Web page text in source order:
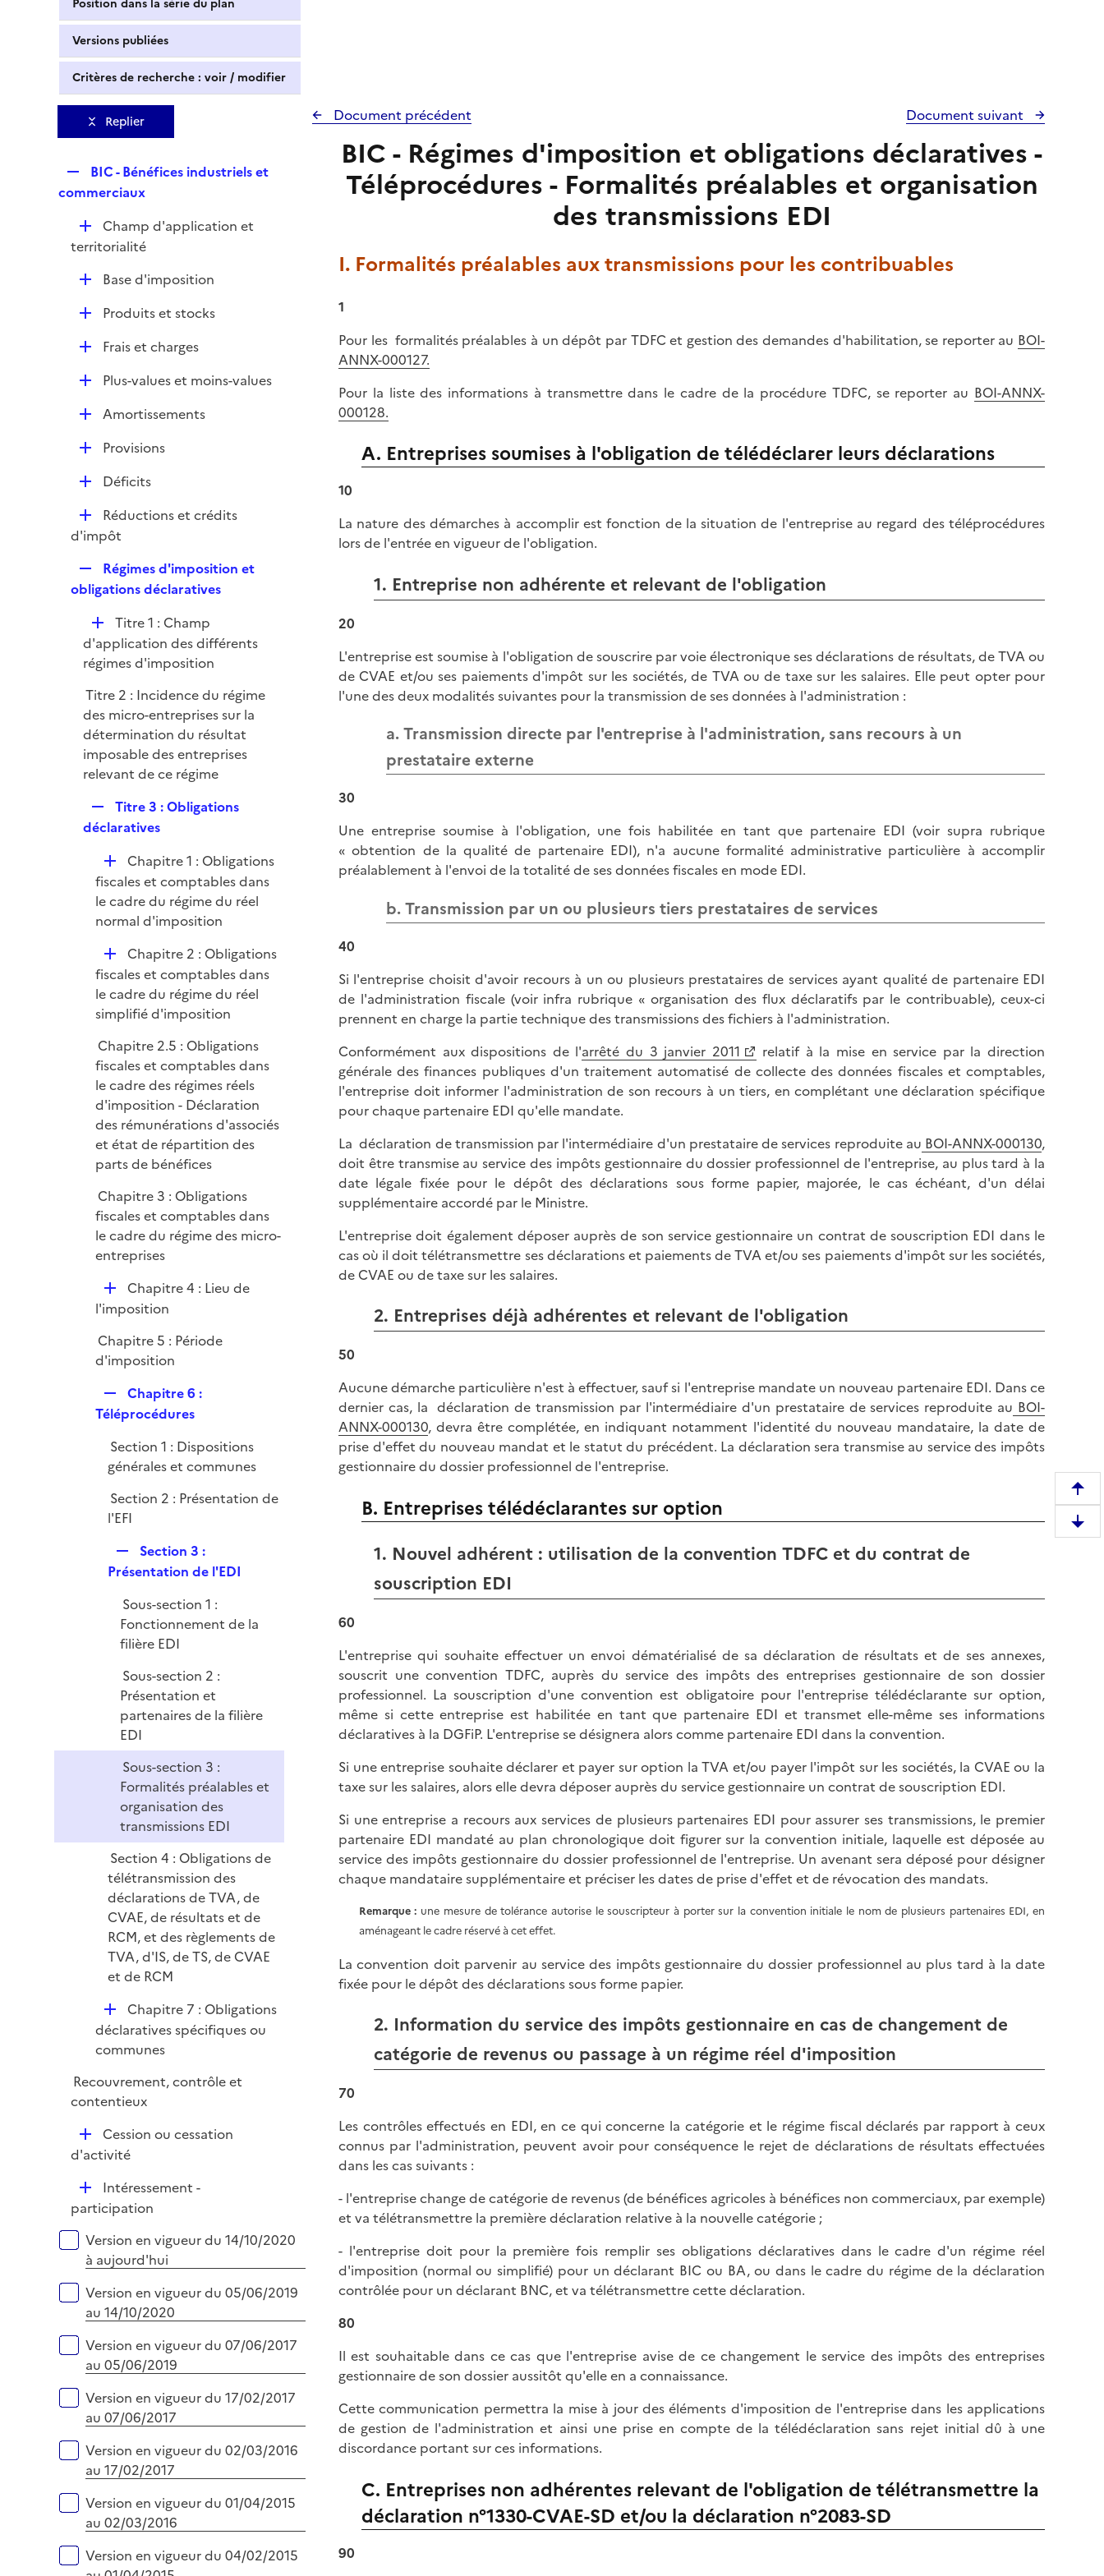
Position dans la série du plan
Versions publiées
Critères de recherche : voir / modifier
Replier
e
l
i
e
r
BIC - Bénéfices industriels et
commerciaux
D
é
Champ d'application et
territorialité
DBase d'imposition
DProduits et stocks
DFrais et charges
D
p
Plus-values et moins-values
D
r
Amortissements
D
e
Provisions
D
l
r
Déficits
D
é
i
e
r
Réductions et crédits
d'impôt
e
l
i
e
r
Régimes d'imposition et
obligations déclaratives
D
é
p
i
e
r
Titre 1 : Champ
d'application des différents
régimes d'imposition
Titre 2 : Incidence du régime
des micro-entreprises sur la
détermination du résultat
imposable des entreprises
relevant de ce régime
e
l
i
e
r
Titre 3 : Obligations
déclaratives
D
é
p
l
r
Chapitre 1 : Obligations
fiscales et comptables dans
le cadre du régime du réel
normal d'imposition
D
é
p
l
e
r
Chapitre 2 : Obligations
fiscales et comptables dans
le cadre du régime du réel
simplifié d'imposition
Chapitre 2.5 : Obligations
fiscales et comptables dans
le cadre des régimes réels
d'imposition - Déclaration
des rémunérations d'associés
et état de répartition des
parts de bénéfices
Chapitre 3 : Obligations
fiscales et comptables dans
le cadre du régime des micro-
entreprises
D
é
l
i
r
Chapitre 4 : Lieu de
l'imposition
Chapitre 5 : Période
d'imposition
e
l
i
r
Chapitre 6 :
Téléprocédures
Section 1 : Dispositions
générales et communes
Section 2 : Présentation de
l'EFI
e
l
i
e
Section 3 :
Présentation de l'EDI
Sous-section 1 :
Fonctionnement de la
filière EDI
Sous-section 2 :
Présentation et
partenaires de la filière
EDI
Sous-section 3 :
Formalités préalables et
organisation des
transmissions EDI
Section 4 : Obligations de
télétransmission des
déclarations de TVA, de
CVAE, de résultats et de
RCM, et des règlements de
TVA, d'IS, de TS, de CVAE
et de RCM
D
é
p
i
e
Chapitre 7 : Obligations
déclaratives spécifiques ou
communes
Recouvrement, contrôle et
contentieux
D
é
i
e
r
Cession ou cessation
d'activité
D
é
l
i
e
Intéressement -
participation
Versions sur la période
Version en vigueur du 14/10/2020
à aujourd'hui
Version en vigueur du 05/06/2019
au 14/10/2020
Version en vigueur du 07/06/2017
au 05/06/2019
Version en vigueur du 17/02/2017
au 07/06/2017
Version en vigueur du 02/03/2016
au 17/02/2017
Version en vigueur du 01/04/2015
au 02/03/2016
Version en vigueur du 04/02/2015
Document précédent Document suivant
BIC - Régimes d'imposition et obligations déclaratives -
Téléprocédures - Formalités préalables et organisation
des transmissions EDI
I. Formalités préalables aux transmissions pour les contribuables
1
Pour les formalités préalables à un dépôt par TDFC et gestion des demandes d'habilitation, se reporter au BOI-
ANNX-000127.
Pour la liste des informations à transmettre dans le cadre de la procédure TDFC, se reporter au BOI-ANNX-
000128.
A. Entreprises soumises à l'obligation de télédéclarer leurs déclarations
10
La nature des démarches à accomplir est fonction de la situation de l'entreprise au regard des téléprocédures
lors de l'entrée en vigueur de l'obligation.
1. Entreprise non adhérente et relevant de l'obligation
20
L'entreprise est soumise à l'obligation de souscrire par voie électronique ses déclarations de résultats, de TVA ou
de CVAE et/ou ses paiements d'impôt sur les sociétés, de TVA ou de taxe sur les salaires. Elle peut opter pour
l'une des deux modalités suivantes pour la transmission de ses données à l'administration :
a. Transmission directe par l'entreprise à l'administration, sans recours à un
prestataire externe
30
Une entreprise soumise à l'obligation, une fois habilitée en tant que partenaire EDI (voir supra rubrique
« obtention de la qualité de partenaire EDI), n'a aucune formalité administrative particulière à accomplir
préalablement à l'envoi de la totalité de ses données fiscales en mode EDI.
b. Transmission par un ou plusieurs tiers prestataires de services
40
Si l'entreprise choisit d'avoir recours à un ou plusieurs prestataires de services ayant qualité de partenaire EDI
de l'administration fiscale (voir infra rubrique « organisation des flux déclaratifs par le contribuable), ceux-ci
prennent en charge la partie technique des transmissions des fichiers à l'administration.
Conformément aux dispositions de l'arrêté du 3 janvier 2011
relatif à la mise en service par la direction
générale des finances publiques d'un traitement automatisé de collecte des données fiscales et comptables,
l'entreprise doit informer l'administration de son recours à un tiers, en complétant une déclaration spécifique
pour chaque partenaire EDI qu'elle mandate.
La déclaration de transmission par l'intermédiaire d'un prestataire de services reproduite au BOI-ANNX-000130,
doit être transmise au service des impôts gestionnaire du dossier professionnel de l'entreprise, au plus tard à la
date légale fixée pour le dépôt des déclarations sous forme papier, majorée, le cas échéant, d'un délai
supplémentaire accordé par le Ministre.
L'entreprise doit également déposer auprès de son service gestionnaire un contrat de souscription EDI dans le
cas où il doit télétransmettre ses déclarations et paiements de TVA et/ou ses paiements d'impôt sur les sociétés,
de CVAE ou de taxe sur les salaires.
2. Entreprises déjà adhérentes et relevant de l'obligation
50
Aucune démarche particulière n'est à effectuer, sauf si l'entreprise mandate un nouveau partenaire EDI. Dans ce
dernier cas, la déclaration de transmission par l'intermédiaire d'un prestataire de services reproduite au BOI-
ANNX-000130, devra être complétée, en indiquant notamment l'identité du nouveau mandataire, la date de
prise d'effet du nouveau mandat et le statut du précédent. La déclaration sera transmise au service des impôts
gestionnaire du dossier professionnel de l'entreprise.
B. Entreprises télédéclarantes sur option
1. Nouvel adhérent : utilisation de la convention TDFC et du contrat de
souscription EDI
60
L'entreprise qui souhaite effectuer un envoi dématérialisé de sa déclaration de résultats et de ses annexes,
souscrit une convention TDFC, auprès du service des impôts des entreprises gestionnaire de son dossier
professionnel. La souscription d'une convention est obligatoire pour l'entreprise télédéclarante sur option,
même si cette entreprise est habilitée en tant que partenaire EDI et transmet elle-même ses informations
déclaratives à la DGFiP. L'entreprise se désignera alors comme partenaire EDI dans la convention.
Si une entreprise souhaite déclarer et payer sur option la TVA et/ou payer l'impôt sur les sociétés, la CVAE ou la
taxe sur les salaires, alors elle devra déposer auprès du service gestionnaire un contrat de souscription EDI.
Si une entreprise a recours aux services de plusieurs partenaires EDI pour assurer ses transmissions, le premier
partenaire EDI mandaté au plan chronologique doit figurer sur la convention initiale, laquelle est déposée au
service des impôts gestionnaire du dossier professionnel de l'entreprise. Un avenant sera déposé pour désigner
chaque mandataire supplémentaire et préciser les dates de prise d'effet et de révocation des mandats.
Remarque : une mesure de tolérance autorise le souscripteur à porter sur la convention initiale le nom de plusieurs partenaires EDI, en
aménageant le cadre réservé à cet effet.
La convention doit parvenir au service des impôts gestionnaire du dossier professionnel au plus tard à la date
fixée pour le dépôt des déclarations sous forme papier.
2. Information du service des impôts gestionnaire en cas de changement de
catégorie de revenus ou passage à un régime réel d'imposition
70
Les contrôles effectués en EDI, en ce qui concerne la catégorie et le régime fiscal déclarés par rapport à ceux
connus par l'administration, peuvent avoir pour conséquence le rejet de déclarations de résultats effectuées
dans les cas suivants :
- l'entreprise change de catégorie de revenus (de bénéfices agricoles à bénéfices non commerciaux, par exemple)
et va télétransmettre la première déclaration relative à la nouvelle catégorie ;
- l'entreprise doit pour la première fois remplir ses obligations déclaratives dans le cadre d'un régime réel
d'imposition (normal ou simplifié) pour un déclarant BIC ou BA, ou dans le cadre du régime de la déclaration
contrôlée pour un déclarant BNC, et va télétransmettre cette déclaration.
80
Il est souhaitable dans ce cas que l'entreprise avise de ce changement le service des impôts des entreprises
gestionnaire de son dossier aussitôt qu'elle en a connaissance.
Cette communication permettra la mise à jour des éléments d'imposition de l'entreprise dans les applications
de gestion de l'administration et ainsi une prise en compte de la télédéclaration sans rejet initial dû à une
discordance portant sur ces informations.
C. Entreprises non adhérentes relevant de l'obligation de télétransmettre la
déclaration n°1330-CVAE-SD et/ou la déclaration n°2083-SD
90
e
m
D